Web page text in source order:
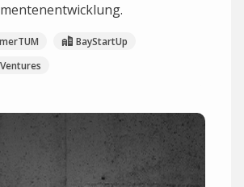
BayStartUp